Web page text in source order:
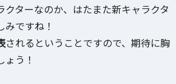
ターなのか、はたまた新キャラクタ
ですね！
されるということですので、期待に胸
う！